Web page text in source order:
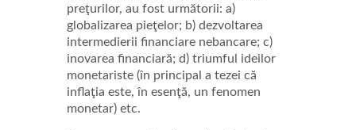
preţurilor, au fost următorii: a)
globalizarea pieţelor; b) dezvoltarea
intermedierii financiare nebancare; c)
inovarea financiară; d) triumful ideilor
monetariste (în principal a tezei că
inflaţia este, în esenţă, un fenomen
monetar) etc.